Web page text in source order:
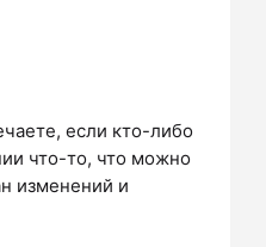
если кто-либо
что-то, что можно
изменений и